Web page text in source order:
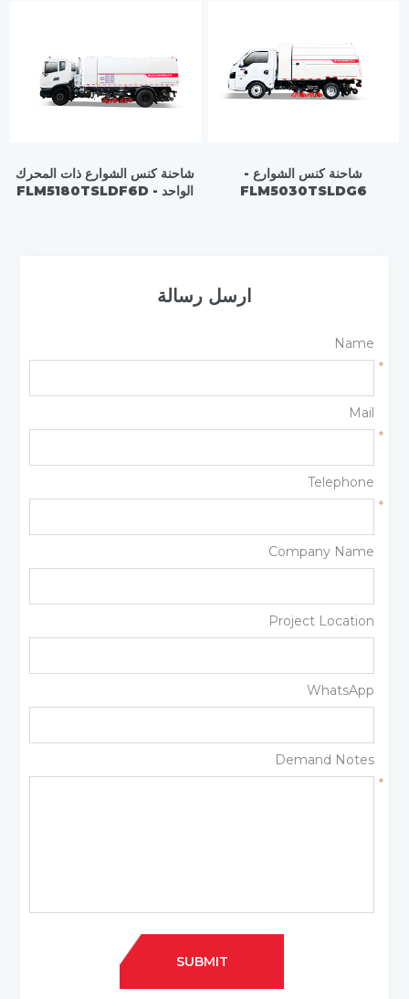
شاحنة كنس الشوارع -
FLM5030TSLDG6
شاحنة كنس الشوارع ذات المحرك
الواحد - FLM5180TSLDF6D
ارسل رسالة
Name
*
Mail
*
Telephone
*
Company Name
Project Location
WhatsApp
Demand Notes
*
SUBMIT